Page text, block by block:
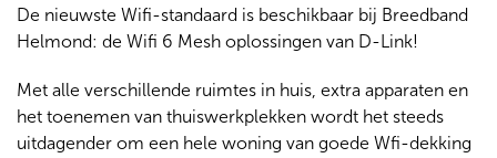
De nieuwste Wifi-standaard is beschikbaar bij Breedband
Helmond: de Wifi 6 Mesh oplossingen van D-Link!
Met alle verschillende ruimtes in huis, extra apparaten en
het toenemen van thuiswerkplekken wordt het steeds
uitdagender om een hele woning van goede Wfi-dekking